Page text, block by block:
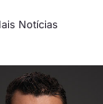
Notícias